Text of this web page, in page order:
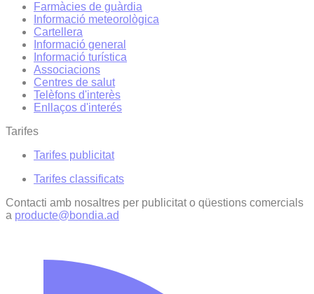
Farmàcies de guàrdia
Informació meteorològica
Cartellera
Informació general
Informació turística
Associacions
Centres de salut
Telèfons d'interès
Enllaços d'interés
Tarifes
Tarifes publicitat
Tarifes classificats
Contacti amb nosaltres per publicitat o qüestions comercials
a producte@bondia.ad